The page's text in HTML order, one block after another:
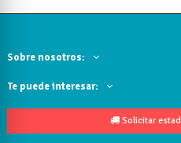
Sobre nosotros:
Te puede interesar:
Solicitar